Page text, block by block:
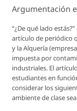
Argumentación
“¿De qué lado
artículo de periódico
y la Alquería
impuesta por
industriales. El
estudiantes en
considerar los
ambiente de clase